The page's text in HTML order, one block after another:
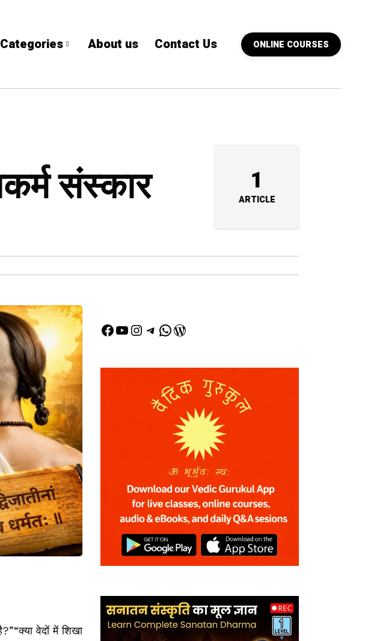
Categories About us Contact Us ONLINE COURSES
संस्कार 1
ARTICLE
वेदों में शिखा
Facebook
YouTube
Instagram
Telegram
WhatsApp
WordPress